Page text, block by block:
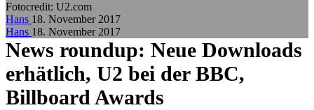
Fotocredit: U2.com
Hans 18. November 2017
Hans 18. November 2017
News roundup: Neue Downloads
erhätlich, U2 bei der BBC,
Billboard Awards